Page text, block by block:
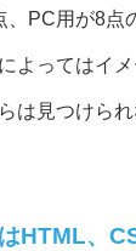
、PC用が8点
よってはイ
は見つけら
HTML、